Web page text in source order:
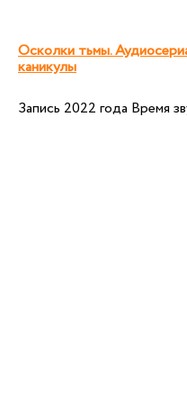
Осколки тьмы.
каникулы
Запись 2022 года Время